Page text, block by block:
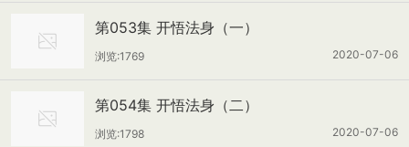
第053集 开悟法身（一）
2020-07-06
浏览:1769
第054集 开悟法身（二）
2020-07-06
浏览:1798